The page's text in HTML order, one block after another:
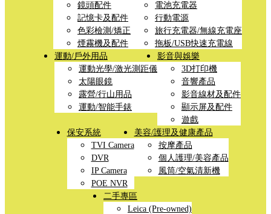
鏡頭配件
記憶卡及配件
色彩檢測/矯正
煙霧機及配件
電池充電器
行動電源
旅行充電器/無線充電座
拖板/USB快速充電線
運動/戶外用品
運動光學/激光測距儀
太陽眼鏡
露營/行山用品
運動/智能手錶
影音與娛樂
3D打印機
音響產品
影音線材及配件
顯示屏及配件
遊戲
保安系統
TVI Camera
DVR
IP Camera
POE NVR
美容/護理及健康產品
按摩產品
個人護理/美容產品
風筒/空氣清新機
二手專區
Leica (Pre-owned)